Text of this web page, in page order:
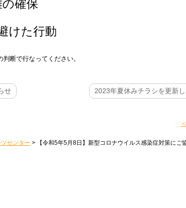
確保
けた行動
断で行なってください。
せ 2023年夏休みチラシを更新し
センター > 【令和5年5月8日】新型コロナウイルス感染症対策にご